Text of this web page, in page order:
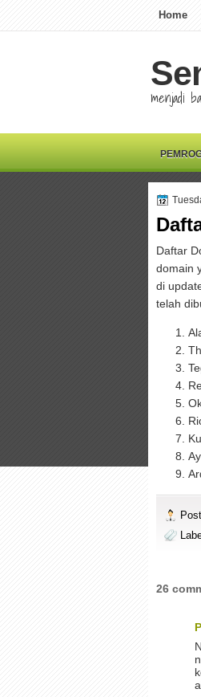
Home
menjadi
Daftar
domain
di
telah
26